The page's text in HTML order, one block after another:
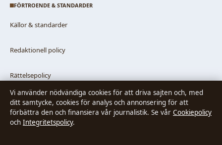
FÖRTROENDE & STANDARDER
Källor & standarder
Redaktionell policy
Rättelsepolicy
Faktagranskningspolicy
Ägande & finansiering
Vi använder nödvändiga cookies för att driva sajten och, med
ditt samtycke, cookies för analys och annonsering för att
förbättra den och finansiera vår journalistik. Se vår Cookiepolicy
och Integritetspolicy.